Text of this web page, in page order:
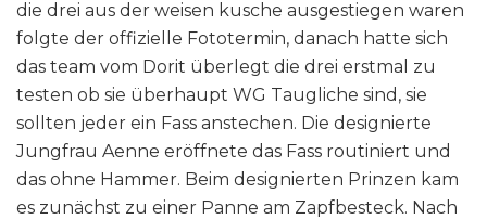
die drei aus der weisen kusche ausgestiegen waren
folgte der offizielle Fototermin, danach hatte sich
das team vom Dorit überlegt die drei erstmal zu
testen ob sie überhaupt WG Taugliche sind, sie
sollten jeder ein Fass anstechen. Die designierte
Jungfrau Aenne eröffnete das Fass routiniert und
das ohne Hammer. Beim designierten Prinzen kam
es zunächst zu einer Panne am Zapfbesteck. Nach